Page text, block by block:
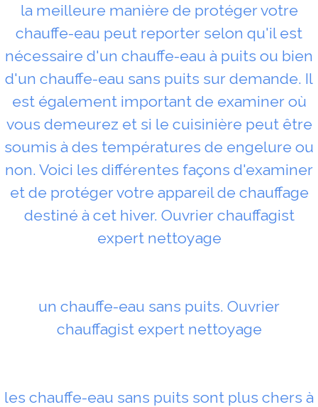
la meilleure manière de protéger votre
chauffe-eau peut reporter selon qu'il est
nécessaire d'un chauffe-eau à puits ou bien
d'un chauffe-eau sans puits sur demande. Il
est également important de examiner où
vous demeurez et si le cuisinière peut être
soumis à des températures de engelure ou
non. Voici les différentes façons d'examiner
et de protéger votre appareil de chauffage
destiné à cet hiver. Ouvrier chauffagist
expert nettoyage
un chauffe-eau sans puits. Ouvrier
chauffagist expert nettoyage
les chauffe-eau sans puits sont plus chers à